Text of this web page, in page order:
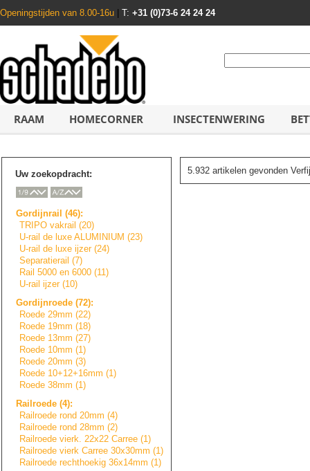
Openingstijden van 8.00-16u T: +31 (0)73-6 24 24 24
RAAM HOMECORNER INSECTENWERING
Uw zoekopdracht:
Gordijnrail (46):
TRIPO vakrail (20)
U-rail de luxe ALUMINIUM (23)
U-rail de luxe ijzer (24)
Separatierail (7)
Rail 5000 en 6000 (11)
U-rail ijzer (10)
Gordijnroede (72):
Roede 29mm (22)
Roede 19mm (18)
Roede 13mm (27)
Roede 10mm (1)
Roede 20mm (3)
Roede 10+12+16mm (1)
Roede 38mm (1)
Railroede (4):
Railroede rond 20mm (4)
Railroede rond 28mm (2)
Railroede vierk. 22x22 Carree (1)
Railroede vierk Carree 30x30mm (1)
Railroede rechthoekig 36x14mm (1)
5.932 artikelen gevonden